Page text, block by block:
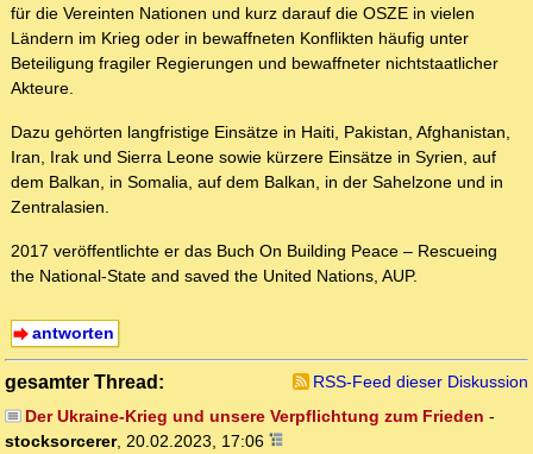
für die Vereinten Nationen und kurz darauf die OSZE in vielen
Ländern im Krieg oder in bewaffneten Konflikten häufig unter
Beteiligung fragiler Regierungen und bewaffneter nichtstaatlicher
Akteure.
Dazu gehörten langfristige Einsätze in Haiti, Pakistan, Afghanistan,
Iran, Irak und Sierra Leone sowie kürzere Einsätze in Syrien, auf
dem Balkan, in Somalia, auf dem Balkan, in der Sahelzone und in
Zentralasien.
2017 veröffentlichte er das Buch On Building Peace – Rescueing
the National-State and saved the United Nations, AUP.
antworten
gesamter Thread:
RSS-Feed dieser Diskussion
Der Ukraine-Krieg und unsere Verpflichtung zum Frieden -
stocksorcerer, 20.02.2023, 17:06